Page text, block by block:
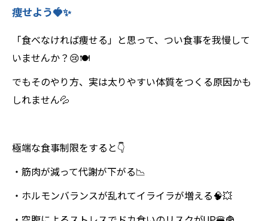
痩せよう🍓✨
「食べなければ痩せる」と思って、つい食事を我慢して
いませんか？😢🍽️
でもそのやり方、実は太りやすい体質をつくる原因かも
しれません💦
極端な食事制限をすると👇
・筋肉が減って代謝が下がる📉
・ホルモンバランスが乱れてイライラが増える🧠💥